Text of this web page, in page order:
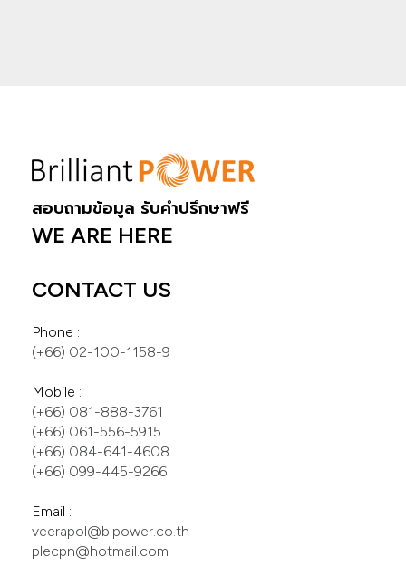
สอบถามข้อมูล รับคำปรึกษาฟรี
WE ARE HERE
CONTACT US
(+66) 081-888-3761
(+66) 061-556-5915
(+66) 084-641-4608
(+66) 099-445-9266
veerapol@blpower.co.th
plecpn@hotmail.com